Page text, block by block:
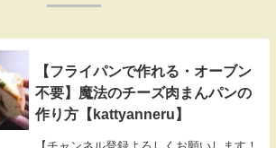
【フライパンで作れる・オーブン
不要】魔法のチーズ肉まんパンの
作り方【kattyanneru】